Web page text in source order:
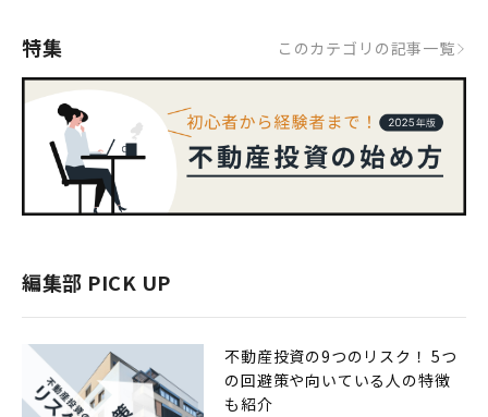
特集 このカテゴリの記事一覧
編集部 PICK UP
不動産投資の9つのリスク！ 5つ
の回避策や向いている人の特徴
も紹介